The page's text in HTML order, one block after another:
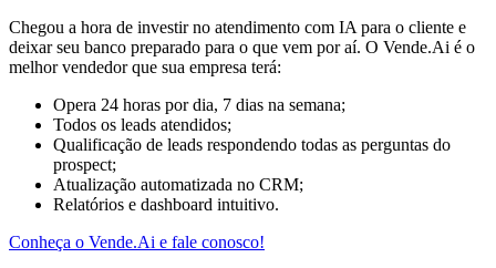
Chegou a hora de investir no atendimento com IA para o cliente e
deixar seu banco preparado para o que vem por aí. O Vende.Ai é o
melhor vendedor que sua empresa terá:
Opera 24 horas por dia, 7 dias na semana;
Todos os leads atendidos;
Qualificação de leads respondendo todas as perguntas do
prospect;
Atualização automatizada no CRM;
Relatórios e dashboard intuitivo.
Conheça o Vende.Ai e fale conosco!